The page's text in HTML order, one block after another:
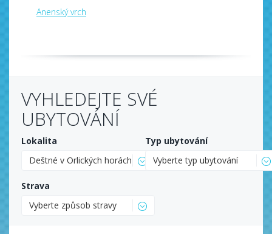
Anenský vrch
VYHLEDEJTE SVÉ
UBYTOVÁNÍ
Lokalita
Deštné v Orlických horách
Typ ubytování
Vyberte typ ubytování
Strava
Vyberte způsob stravy